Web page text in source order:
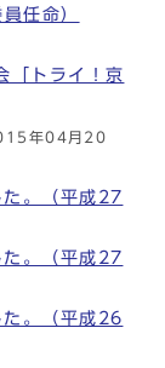
任命）
「トライ！京
年04月20
。（平成27
。（平成27
。（平成26